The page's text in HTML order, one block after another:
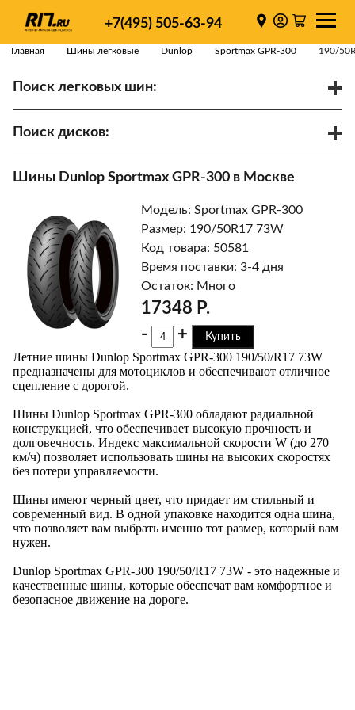
+7(495) 505-63-94
Главная Шины легковые Dunlop Sportmax GPR-300 190/
Поиск легковых шин:
Поиск дисков:
Ступица
Найти
Шины Dunlop Sportmax GPR-300 в Москве
Модель: Sportmax GPR-300
Размер: 190/50R17 73W
Код товара: 50581
Время поставки: 3-4 дня
Остаток: Много
17348 Р.
-
+ Купить
Летние шины Dunlop Sportmax GPR-300 190/50/R17 73W
предназначены для мотоциклов и обеспечивают отличное
сцепление с дорогой.
Шины Dunlop Sportmax GPR-300 обладают радиальной
конструкцией, что обеспечивает высокую прочность и
долговечность. Индекс максимальной скорости W (до 270
км/ч) позволяет использовать шины на высоких скоростях
без потери управляемости.
Шины имеют черный цвет, что придает им стильный и
современный вид. В одной упаковке находится одна шина,
что позволяет вам выбрать именно тот размер, который вам
нужен.
Dunlop Sportmax GPR-300 190/50/R17 73W - это надежные и
качественные шины, которые обеспечат вам комфортное и
безопасное движение на дороге.